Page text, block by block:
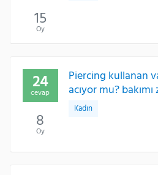
15
Oy
Piercing kullanan
acıyor mu?
Kadın
24
cevap
8
Oy